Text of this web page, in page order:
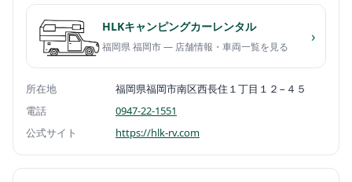
HLKキャンピングカーレンタル
福岡県 福岡市 — 店舗情報・車両一覧を見る
›
所在地
福岡県福岡市南区西長住１丁目１２−４５
電話
0947-22-1551
公式サイト
https://hlk-rv.com